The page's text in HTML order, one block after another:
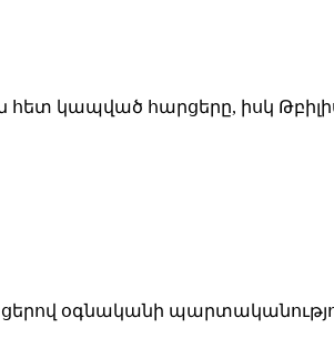
հետ կապված հարցերը, իսկ
օգնականի